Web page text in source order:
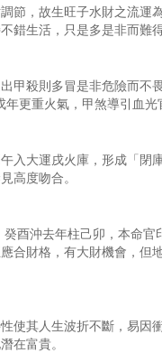
節，故生旺子水財之流運
錯生活，只是多是非而難得
甲殺則多冒是非危險而不
更重火氣，甲煞導引血光
入大運戌火庫，形成「閉
高度吻合。
酉沖去年柱己卯，本命官
合財格，有大財機會，但
使其人生波折不斷，易因
在富貴。